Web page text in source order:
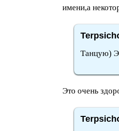
имени,а
Танцую)
Это очень